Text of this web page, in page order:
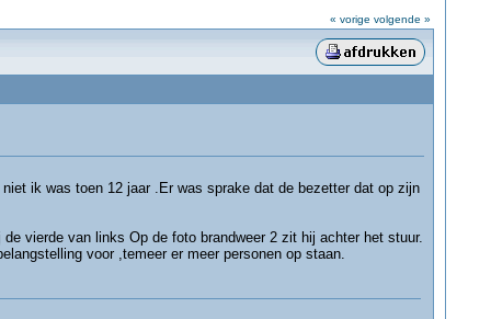
« vorige volgende »
ik was toen 12 jaar .Er was sprake dat de bezetter dat op zijn
vierde van links Op de foto brandweer 2 zit hij achter het stuur.
voor ,temeer er meer personen op staan.